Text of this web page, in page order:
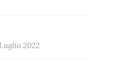
2022